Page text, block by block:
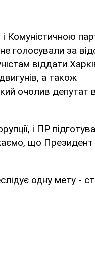
Комуністичною
голосували за
віддати
а також
очолив депутат
і ПР
що
одну мету -